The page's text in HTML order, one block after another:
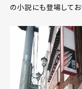
の小説にも登場してお